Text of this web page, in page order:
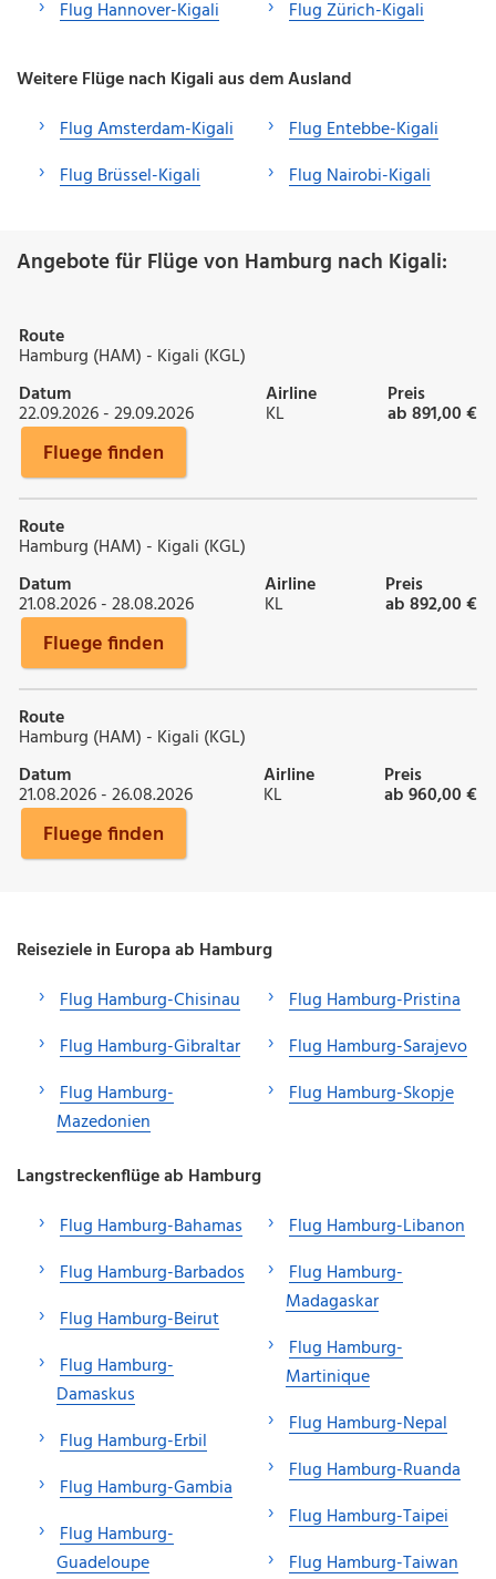
Flug Hannover-Kigali Flug Zürich-Kigali
Weitere Flüge nach Kigali aus dem Ausland
Flug Amsterdam-Kigali
Flug Brüssel-Kigali
Flug Entebbe-Kigali
Flug Nairobi-Kigali
Angebote für Flüge von Hamburg nach Kigali:
Route
Hamburg (HAM) - Kigali (KGL)
Datum
22.09.2026 - 29.09.2026
Airline
KL
Preis
ab 891,00 €
Fluege finden
Route
Hamburg (HAM) - Kigali (KGL)
Datum
21.08.2026 - 28.08.2026
Airline
KL
Preis
ab 892,00 €
Fluege finden
Route
Hamburg (HAM) - Kigali (KGL)
Datum
21.08.2026 - 26.08.2026
Airline
KL
Preis
ab 960,00 €
Fluege finden
Reiseziele in Europa ab Hamburg
Flug Hamburg-Chisinau
Flug Hamburg-Gibraltar
Flug Hamburg-
Mazedonien
Flug Hamburg-Pristina
Flug Hamburg-Sarajevo
Flug Hamburg-Skopje
Langstreckenflüge ab Hamburg
Flug Hamburg-Bahamas
Flug Hamburg-Barbados
Flug Hamburg-Beirut
Flug Hamburg-
Damaskus
Flug Hamburg-Erbil
Flug Hamburg-Gambia
Flug Hamburg-
Guadeloupe
Flug Hamburg-Libanon
Flug Hamburg-
Madagaskar
Flug Hamburg-
Martinique
Flug Hamburg-Nepal
Flug Hamburg-Ruanda
Flug Hamburg-Taipei
Flug Hamburg-Taiwan